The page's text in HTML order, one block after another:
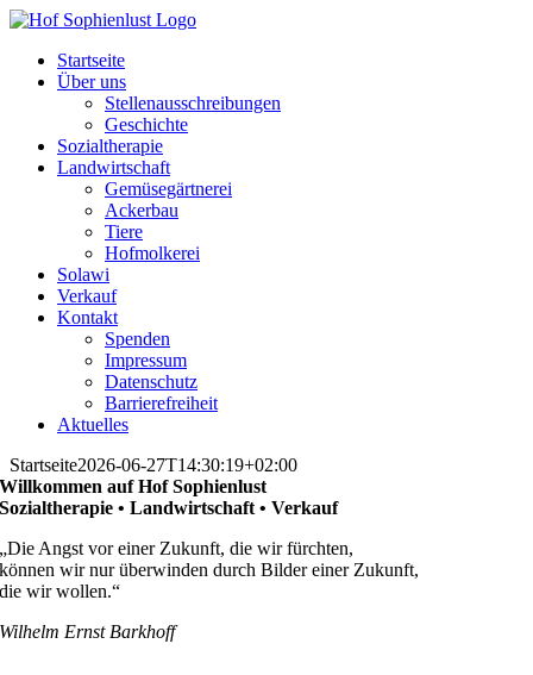
Skip
contentStartseite
Über uns
Stellenausschreibungen
Geschichte
Sozialtherapie
Landwirtschaft
Gemüsegärtnerei
Ackerbau
Tiere
Hofmolkerei
Solawi
Verkauf
Kontakt
Spenden
Impressum
Datenschutz
Barrierefreiheit
Aktuelles
Startseite2026-06-27T14:30:19+02:00
Willkommen auf Hof Sophienlust
Sozialtherapie • Landwirtschaft • Verkauf
„Die Angst vor einer Zukunft, die wir fürchten,
können wir nur überwinden durch Bilder einer Zukunft,
die wir wollen.“
Wilhelm Ernst Barkhoff